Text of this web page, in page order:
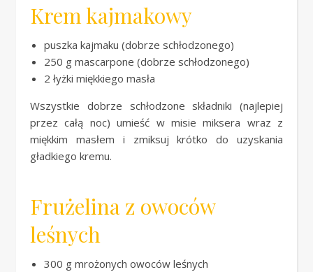
Krem kajmakowy
puszka kajmaku (dobrze schłodzonego)
250 g mascarpone (dobrze schłodzonego)
2 łyżki miękkiego masła
Wszystkie dobrze schłodzone składniki (najlepiej
przez całą noc) umieść w misie miksera wraz z
miękkim masłem i zmiksuj krótko do uzyskania
gładkiego kremu.
Frużelina z owoców
leśnych
300 g mrożonych owoców leśnych